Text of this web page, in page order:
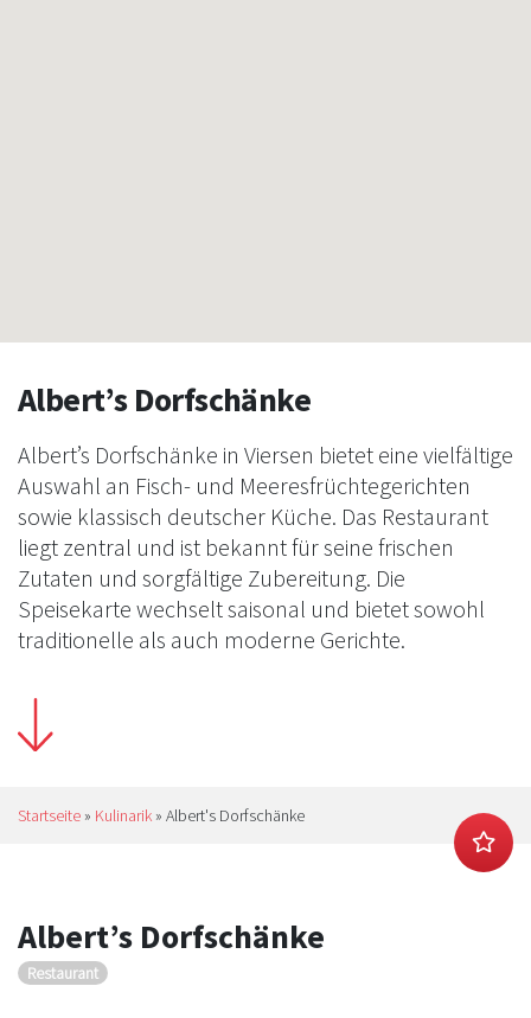
Albert’s Dorfschänke
Albert’s Dorfschänke in Viersen bietet eine vielfältige
Auswahl an Fisch- und Meeresfrüchtegerichten
sowie klassisch deutscher Küche. Das Restaurant
liegt zentral und ist bekannt für seine frischen
Zutaten und sorgfältige Zubereitung. Die
Speisekarte wechselt saisonal und bietet sowohl
traditionelle als auch moderne Gerichte.
Startseite » Kulinarik » Albert's Dorfschänke
Albert’s Dorfschänke
Restaurant